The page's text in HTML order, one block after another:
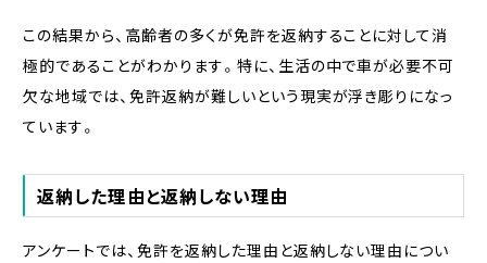
この結果から、高齢者の多くが免許を返納することに対して消
極的であることがわかります。特に、生活の中で車が必要不可
欠な地域では、免許返納が難しいという現実が浮き彫りになっ
ています。
返納した理由と返納しない理由
アンケートでは、免許を返納した理由と返納しない理由につい